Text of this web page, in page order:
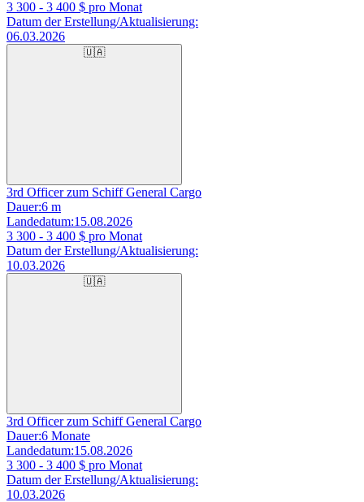
3 300 - 3 400 $ pro Monat
Datum der Erstellung/Aktualisierung:
06.03.2026
🇺🇦
3rd Officer zum Schiff General Cargo
Dauer:6 m
Landedatum:15.08.2026
3 300 - 3 400 $ pro Monat
Datum der Erstellung/Aktualisierung:
10.03.2026
🇺🇦
3rd Officer zum Schiff General Cargo
Dauer:6 Monate
Landedatum:15.08.2026
3 300 - 3 400 $ pro Monat
Datum der Erstellung/Aktualisierung:
10.03.2026